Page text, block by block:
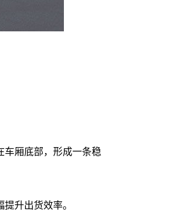
厢底部，形成一条稳
升出货效率。